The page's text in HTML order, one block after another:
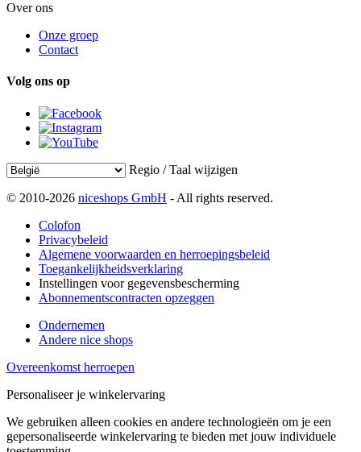
Over ons
Onze groep
Contact
Volg ons op
Regio / Taal wijzigen
© 2010-2026 niceshops GmbH - All rights reserved.
Colofon
Privacybeleid
Algemene voorwaarden en herroepingsbeleid
Toegankelijkheidsverklaring
Instellingen voor gegevensbescherming
Abonnementscontracten opzeggen
Ondernemen
Andere nice shops
Overeenkomst herroepen
Personaliseer je winkelervaring
We gebruiken alleen cookies en andere technologieën om je een
gepersonaliseerde winkelervaring te bieden met jouw individuele